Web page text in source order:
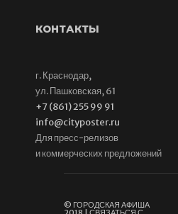
КОНТАКТЫ
г. Краснодар,
ул. Пашковская, 61
+7 (861) 255 99 91
info@cityposter.ru
Для пресс-релизов
и коммерческих предложений
© ГОРОДСКАЯ АФИША